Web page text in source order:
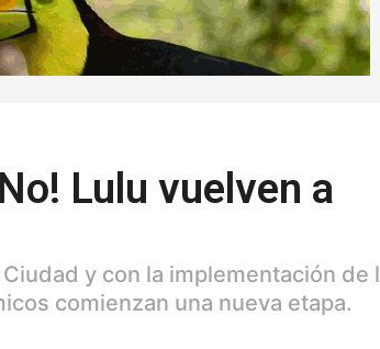
Lulu vuelven a
y con la implementación de
comienzan una nueva etapa.